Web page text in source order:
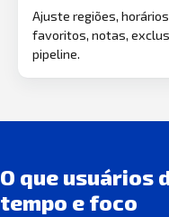
Ajuste regiões,
favoritos, notas,
pipeline.
O que usuários
tempo e foco